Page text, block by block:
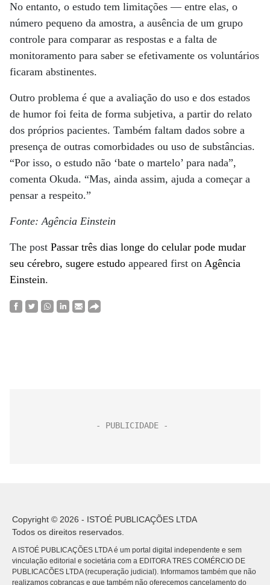
No entanto, o estudo tem limitações — entre elas, o
número pequeno da amostra, a ausência de um grupo
controle para comparar as respostas e a falta de
monitoramento para saber se efetivamente os voluntários
ficaram abstinentes.
Outro problema é que a avaliação do uso e dos estados
de humor foi feita de forma subjetiva, a partir do relato
dos próprios pacientes. Também faltam dados sobre a
presença de outras comorbidades ou uso de substâncias.
“Por isso, o estudo não ‘bate o martelo’ para nada”,
comenta Okuda. “Mas, ainda assim, ajuda a começar a
pensar a respeito.”
Fonte: Agência Einstein
The post Passar três dias longe do celular pode mudar
seu cérebro, sugere estudo appeared first on Agência
Einstein.
Copyright © 2026 - ISTOÉ PUBLICAÇÕES LTDA
Todos os direitos reservados.
A ISTOÉ PUBLICAÇÕES LTDA é um portal digital independente e sem
vinculação editorial e societária com a EDITORA TRES COMÉRCIO DE
PUBLICACÕES LTDA (recuperação judicial). Informamos também que não
realizamos cobranças e que também não oferecemos cancelamento do